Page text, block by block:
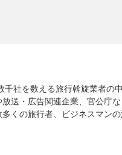
社を数える旅行斡旋業者の
送・広告関連企業、官公庁
くの旅行者、ビジネスマンの